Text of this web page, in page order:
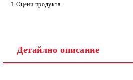
Оцени продукта
Детайлно описание